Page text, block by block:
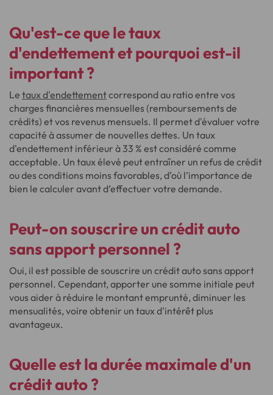
Qu'est-ce que le taux
d'endettement et pourquoi est-il
important ?
Le taux d'endettementcorrespond au ratio entre vos
charges financières mensuelles (remboursements de
crédits) et vos revenus mensuels. Il permet d'évaluer votre
capacité à assumer de nouvelles dettes. Un taux
d'endettement inférieur à 33 % est considéré comme
acceptable. Un taux élevé peut entraîner un refus de crédit
ou des conditions moins favorables, d’où l’importance de
bien le calculer avant d’effectuer votre demande.
Peut-on souscrire un crédit auto
sans apport personnel ?
Oui, il est possible de souscrire un crédit auto sans apport
personnel. Cependant, apporter une somme initiale peut
vous aider à réduire le montant emprunté, diminuer les
mensualités, voire obtenir un taux d'intérêt plus
avantageux.
Quelle est la durée maximale d'un
crédit auto ?